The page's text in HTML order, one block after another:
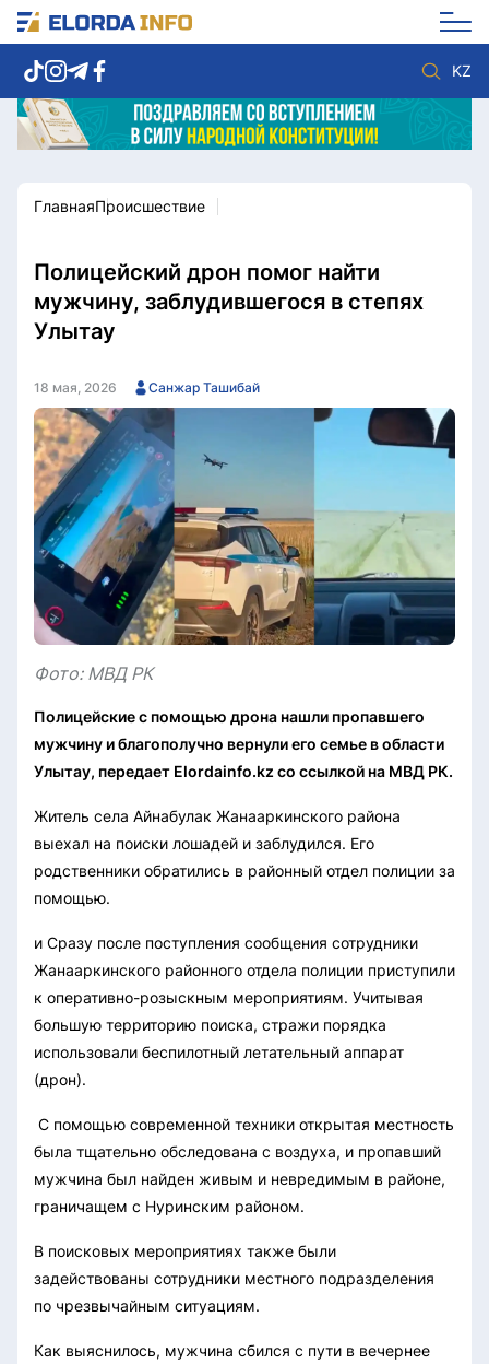
KZ
Новости столицы
Политика
Спорт
Культура
Видео
Мир
Послание
ГлавнаяПроисшествие
Полицейский дрон помог найти
мужчину, заблудившегося в степях
Улытау
18 мая, 2026 Санжар Ташибай
Фото: МВД РК
Полицейские с помощью дрона нашли пропавшего
мужчину и благополучно вернули его семье в области
Улытау, передает Elordainfo.kz со ссылкой на МВД РК.
Житель села Айнабулак Жанааркинского района
выехал на поиски лошадей и заблудился. Его
родственники обратились в районный отдел полиции за
помощью.
и Сразу после поступления сообщения сотрудники
Жанааркинского районного отдела полиции приступили
к оперативно-розыскным мероприятиям. Учитывая
большую территорию поиска, стражи порядка
использовали беспилотный летательный аппарат
(дрон).
С помощью современной техники открытая местность
была тщательно обследована с воздуха, и пропавший
мужчина был найден живым и невредимым в районе,
граничащем с Нуринским районом.
В поисковых мероприятиях также были
задействованы сотрудники местного подразделения
по чрезвычайным ситуациям.
Как выяснилось, мужчина сбился с пути в вечернее